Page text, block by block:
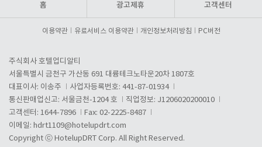
홈 광고제휴 고객센터
이용약관 유료서비스 이용약관 개인정보처리방침 PC버전
주식회사 호텔업디알티
서울특별시 금천구 가산동 691 대륭테크노타운20차 1807호
대표이사: 이송주
사업자등록번호: 441-87-01934
통신판매업신고: 서울금천-1204 호
직업정보: J1206020200010
고객센터: 1644-7896
Fax: 02-2225-8487
이메일: hdrt1109@hotelupdrt.com
Copyright ⓒ HotelupDRT Corp. All Right Reserved.